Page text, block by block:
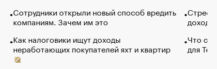
Сотрудники открыли новый способ вредить
компаниям. Зачем им это
Как налоговики ищут доходы
неработающих покупателей яхт и квартир
Что
для